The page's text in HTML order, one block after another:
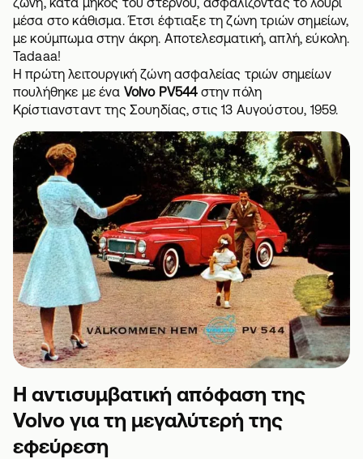
μέσα στο κάθισμα. Έτσι έφτιαξε τη ζώνη τριών σημείων,
με κούμπωμα στην άκρη. Αποτελεσματική, απλή, εύκολη.
Tadaaa!
Η πρώτη λειτουργική ζώνη ασφαλείας τριών σημείων
πουλήθηκε με ένα Volvo PV544στην πόλη
Κρίστιανσταντ της Σουηδίας, στις 13 Αυγούστου, 1959.
Η αντισυμβατική απόφαση της
Volvo για τη μεγαλύτερή της
εφεύρεση